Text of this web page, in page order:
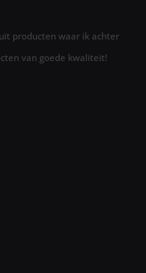
producten waar ik achter
van goede kwaliteit!